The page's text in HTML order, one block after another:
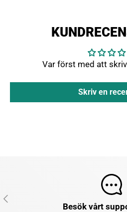
Var först med att
Skriv en
FÖREGÅENDE
Besök vårt